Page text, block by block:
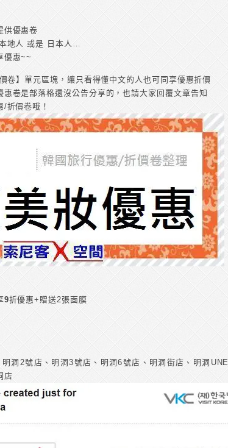
供優惠卷
地人 或是 日本人…
優惠~~
卷】單元區塊，讓只看得懂中文的人也可同享優惠折價
卷是部落格還沒公告分享的，也請大家回覆文章告知
折價卷哦！
9折優惠+贈送2張面膜
洞2號店、明洞3號店、明洞6號店、明洞街店、明洞
店